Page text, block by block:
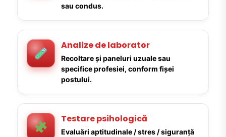
sau condus.
Analize de laborator
Recoltare și paneluri uzuale sau
specifice profesiei, conform fișei
postului.
Testare psihologică
Evaluări aptitudinale / stres / siguranță